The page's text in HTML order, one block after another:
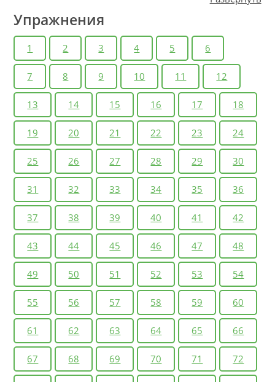
Упражнения
1 2 3 4 5 6
7 8 9 10 11 12
13 14 15 16 17 18
19 20 21 22 23 24
25 26 27 28 29 30
31 32 33 34 35 36
37 38 39 40 41 42
43 44 45 46 47 48
49 50 51 52 53 54
55 56 57 58 59 60
61 62 63 64 65 66
67 68 69 70 71 72